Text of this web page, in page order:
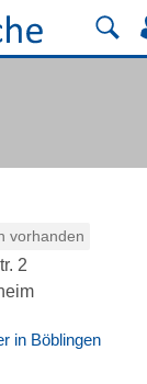
vorhanden
2
in Böblingen